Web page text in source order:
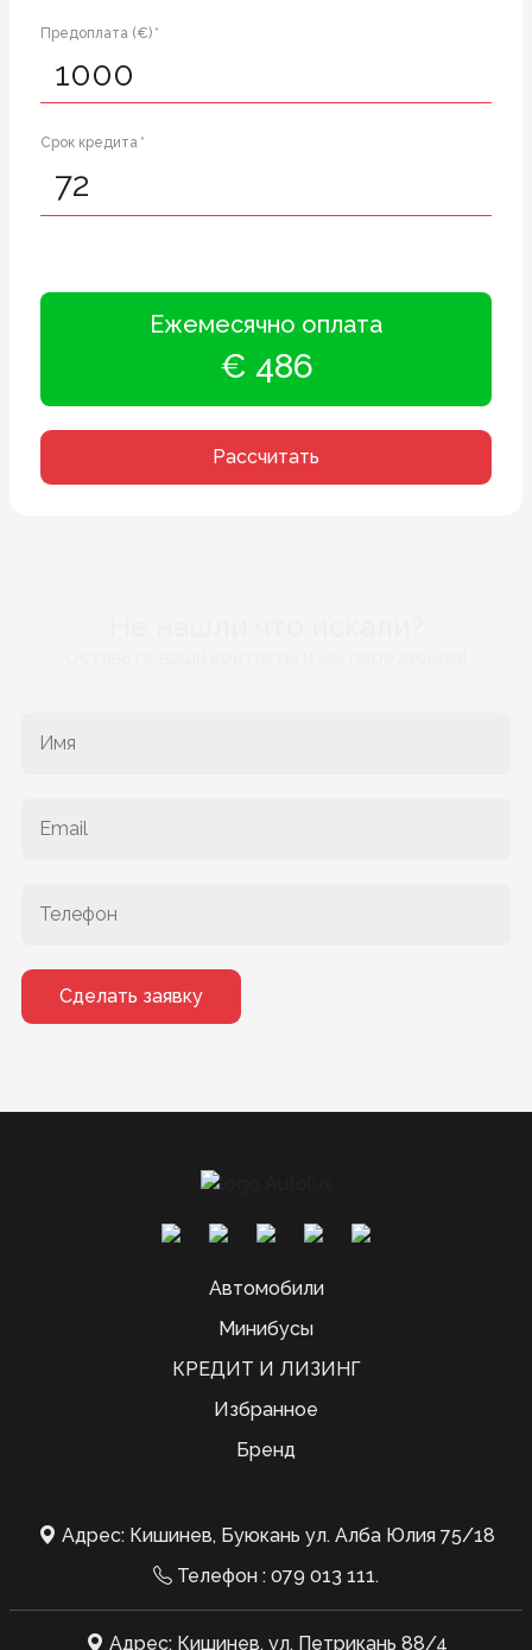
Предоплата (€) *
Срок кредита *
Ежемесячно оплата
€ 486
Рассчитать
Сделать заявку
Автомобили
Минибусы
КРЕДИТ И ЛИЗИНГ
Избранное
Бренд
Адрес: Кишинев, Буюкань ул. Алба Юлия 75/18
Телефон : 079 013 111.
Адрес: Кишинев, ул. Петрикань 88/4